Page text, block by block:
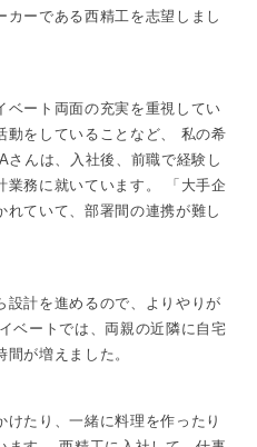
カーである西精工を志望しまし
ベート両面の充実を重視してい
動をしていることなど、 私の希
んは、入社後、前職で経験し
業務に就いています。 「大手企
ていて、部署間の連携が難し
設計を進めるので、よりやりが
ベートでは、両親の近隣に自宅
が増えました。
けたり、一緒に料理を作ったり